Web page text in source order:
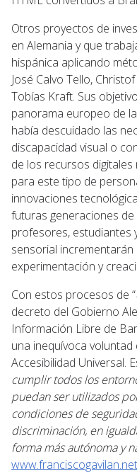
Otros proyectos de
en Alemania y que
hispánica aplicando
José Calvo Tello,
Tobías Kraft. Sus
panorama europeo de
había descuidado las
discapacidad visual o
de los recursos
para este tipo de
innovaciones
futuras generaciones
profesores, estudiantes
sensorial
experimentación y
Con estos procesos de “
decreto del Gobierno
Información Libre de
una inequívoca
Accesibilidad Universal.
cumplir todos los
puedan ser utilizados
condiciones de
discriminación, en
forma más autónoma y
www.franciscogavilan.net